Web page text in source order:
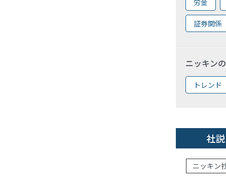
労金
証券関係
ニッキン
トレンド
社
ニッキン